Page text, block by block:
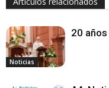
Noticias
20